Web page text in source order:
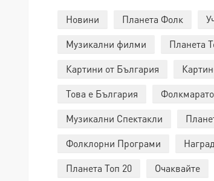
Новини Планета Фолк
Музикални филми
Планета
Картини от България
Това е България
Музикални Спектакли
Фолклорни Програми
Планета Топ 20
Очаквайте